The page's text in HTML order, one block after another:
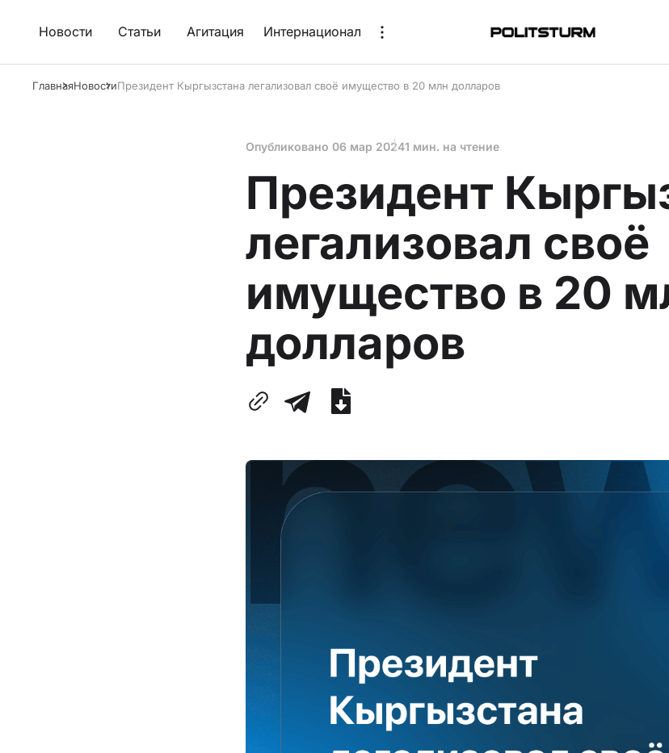
Новости Статьи Агитация Интернационал
ГлавнаяНовостиПрезидент Кыргызстана легализовал своё имущество в 20 млн долларов
Опубликовано 06 мар 20241 мин. на чтение
Президент
легализовал своё
имущество в 20
долларов